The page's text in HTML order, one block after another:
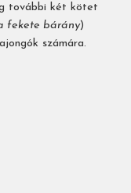
további két kötet
fekete bárány)
számára.